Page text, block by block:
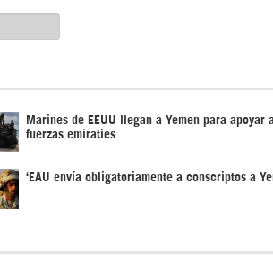
Marines de EEUU llegan a Yemen para apoyar
fuerzas emiratíes
‘EAU envía obligatoriamente a conscriptos a